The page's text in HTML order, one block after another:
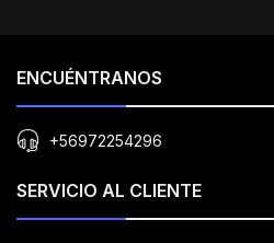
ENCUÉNTRANOS
+56972254296
SERVICIO AL CLIENTE